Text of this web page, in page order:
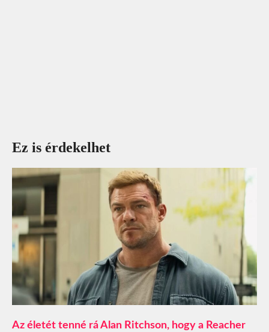
Ez is érdekelhet
Az életét tenné rá Alan Ritchson, hogy a Reacher